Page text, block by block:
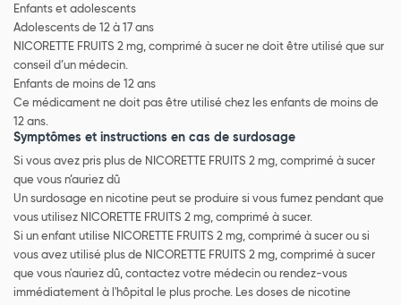
Enfants et adolescents
Adolescents de 12 à 17 ans
NICORETTE FRUITS 2 mg, comprimé à sucer ne doit être utilisé que sur
conseil d’un médecin.
Enfants de moins de 12 ans
Ce médicament ne doit pas être utilisé chez les enfants de moins de
12 ans.
Symptômes et instructions en cas de surdosage
Si vous avez pris plus de NICORETTE FRUITS 2 mg, comprimé à sucer
que vous n’auriez dû
Un surdosage en nicotine peut se produire si vous fumez pendant que
vous utilisez NICORETTE FRUITS 2 mg, comprimé à sucer.
Si un enfant utilise NICORETTE FRUITS 2 mg, comprimé à sucer ou si
vous avez utilisé plus de NICORETTE FRUITS 2 mg, comprimé à sucer
que vous n'auriez dû, contactez votre médecin ou rendez-vous
immédiatement à l'hôpital le plus proche. Les doses de nicotine